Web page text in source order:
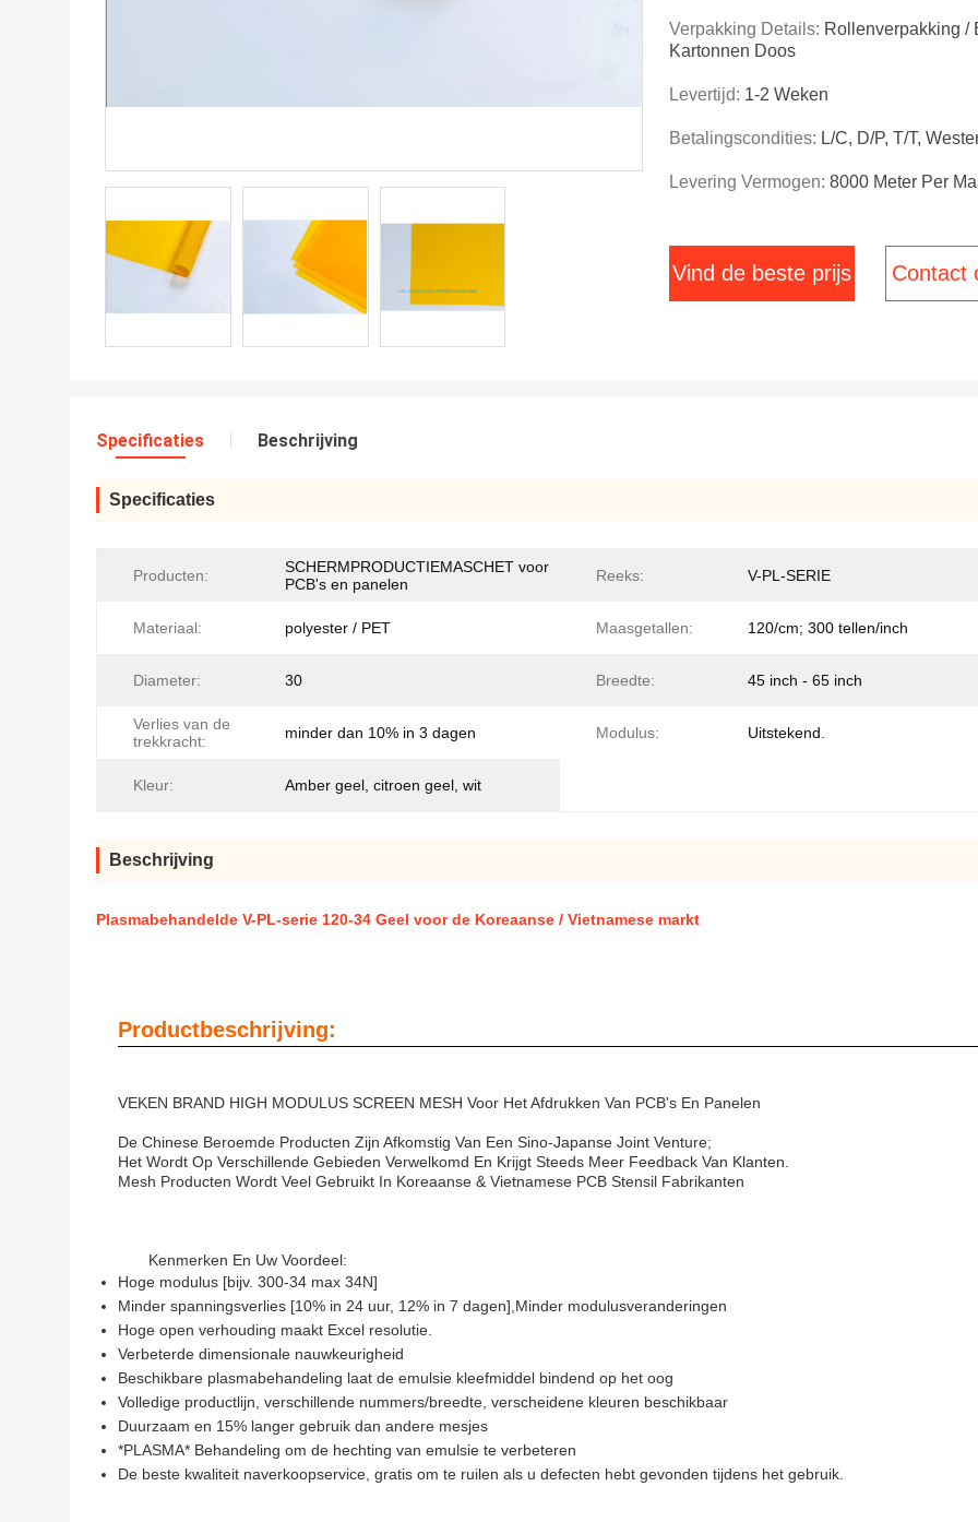
Verpakking Details: Rollenverpakking /
Kartonnen Doos
Levertijd: 1-2 Weken
Betalingscondities: L/C, D/P, T/T,
Levering Vermogen: 8000 Meter Per
Vind de beste prijs Contact
Specificaties Beschrijving
Specificaties
Producten:
SCHERMPRODUCTIEMASCHET voor
PCB's en panelen
Reeks: V-PL-SERIE
Materiaal: polyester / PET Maasgetallen: 120/cm; 300 tellen/inch
Diameter: 30 Breedte: 45 inch - 65 inch
Verlies van de
trekkracht:
minder dan 10% in 3 dagen Modulus: Uitstekend.
Kleur: Amber geel, citroen geel, wit
Beschrijving
Plasmabehandelde V-PL-serie 120-34 Geel voor de Koreaanse / Vietnamese markt
Productbeschrijving:
VEKEN BRAND HIGH MODULUS SCREEN MESH Voor Het Afdrukken Van PCB's En Panelen
De Chinese Beroemde Producten Zijn Afkomstig Van Een Sino-Japanse Joint Venture;
Het Wordt Op Verschillende Gebieden Verwelkomd En Krijgt Steeds Meer Feedback Van Klanten.
Mesh Producten Wordt Veel Gebruikt In Koreaanse & Vietnamese PCB Stensil Fabrikanten
Kenmerken En Uw Voordeel:
Hoge modulus [bijv. 300-34 max 34N]
Minder spanningsverlies [10% in 24 uur, 12% in 7 dagen],Minder modulusveranderingen
Hoge open verhouding maakt Excel resolutie.
Verbeterde dimensionale nauwkeurigheid
Beschikbare plasmabehandeling laat de emulsie kleefmiddel bindend op het oog
Volledige productlijn, verschillende nummers/breedte, verscheidene kleuren beschikbaar
Duurzaam en 15% langer gebruik dan andere mesjes
*PLASMA* Behandeling om de hechting van emulsie te verbeteren
De beste kwaliteit naverkoopservice, gratis om te ruilen als u defecten hebt gevonden tijdens het gebruik.